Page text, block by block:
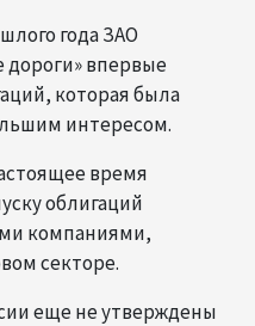
года ЗАО
дороги» впервые
которая была
интересом.
время
облигаций
компаниями,
секторе.
еще не утверждены